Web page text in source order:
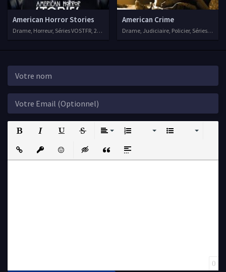
American Horror Stories
Drame, Horreur, Séries VOSTFR, 2021
American Crime
Drame, Judiciaire, Policier, Séries VF,
Strikethrough
Insert LinkInsert protected link
EmoticonsInsert hidden text
Insert QuoteInsert spoiler
0